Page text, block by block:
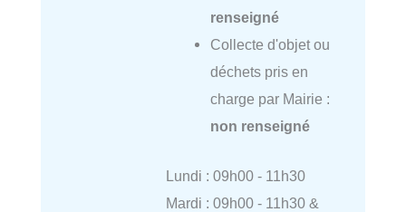
renseigné
Collecte d'objet ou
déchets pris en
charge par Mairie :
non renseigné
Lundi : 09h00 - 11h30
Mardi : 09h00 - 11h30 &